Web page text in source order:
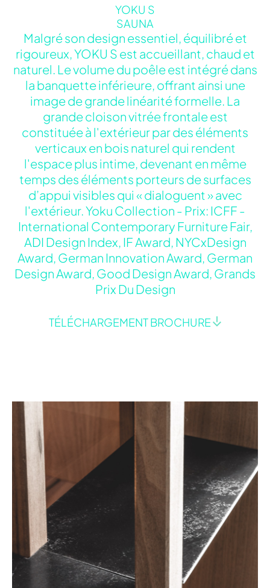
YOKU S
SAUNA
Malgré son design essentiel, équilibré et
rigoureux, YOKU S est accueillant, chaud et
naturel. Le volume du poêle est intégré dans
la banquette inférieure, offrant ainsi une
image de grande linéarité formelle. La
grande cloison vitrée frontale est
constituée à l'extérieur par des éléments
verticaux en bois naturel qui rendent
l'espace plus intime, devenant en même
temps des éléments porteurs de surfaces
d’appui visibles qui « dialoguent » avec
l'extérieur. Yoku Collection - Prix: ICFF -
International Contemporary Furniture Fair,
ADI Design Index, IF Award, NYCxDesign
Award, German Innovation Award, German
Design Award, Good Design Award, Grands
Prix Du Design
TÉLÉCHARGEMENT BROCHURE